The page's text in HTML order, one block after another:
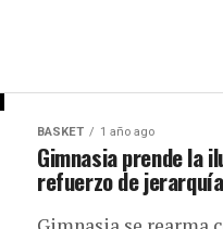
BASKET 1 año ago
Gimnasia prende la
refuerzo de jerarquía